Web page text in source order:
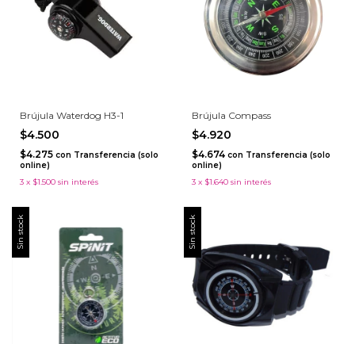
Brújula Waterdog H3-1
$4.500
$4.275 con Transferencia (solo
online)
3 x $1.500 sin interés
Brújula Compass
$4.920
$4.674 con Transferencia (solo
online)
3 x $1.640 sin interés
Sin stock Sin stock